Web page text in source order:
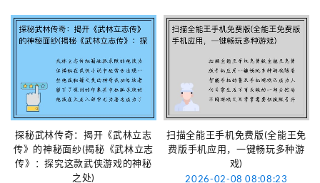
探秘武林传奇：揭开《武林立志
传》的神秘面纱(揭秘《武林立志
传》：探究这款武侠游戏的神秘
之处)
扫描全能王手机免费版(全能王免
费版手机应用，一键畅玩多种游
戏)
2026-02-08 08:08:23